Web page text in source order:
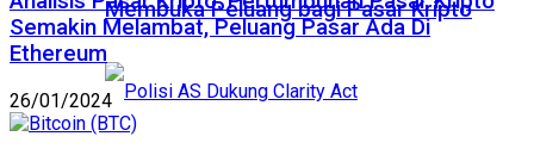
Membuka Peluang bagi Pasar Kripto
Semakin Melambat, Peluang Pasar Ada Di
Ethereum
26/01/2024